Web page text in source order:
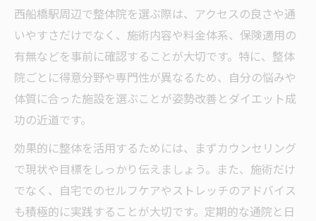
西船橋駅周辺で整体院を選ぶ際は、アクセスの良さや通
いやすさだけでなく、施術内容や料金体系、保険適用の
有無などを事前に確認することが大切です。特に、整体
院ごとに得意分野や専門性が異なるため、自分の悩みや
体質に合った施設を選ぶことが姿勢改善とダイエット成
功の近道です。
効果的に整体を活用するためには、まずカウンセリング
で現状や目標をしっかり伝えましょう。また、施術だけ
でなく、自宅でのセルフケアやストレッチのアドバイス
も積極的に実践することが大切です。定期的な通院と日